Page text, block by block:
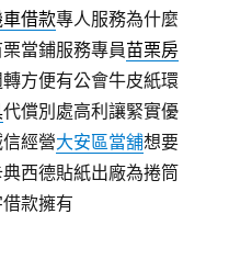
借款專人服務為什麼
當鋪服務專員苗栗房
方便有公會牛皮紙環
代償別處高利讓緊實優
經營大安區當舖想要
西德貼紙出廠為捲筒
款擁有